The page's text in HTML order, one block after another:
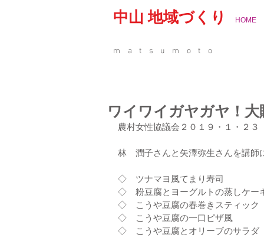
中山 地域づくり HOME
matsumoto
ワイワイガヤガヤ！
農村女性協議会２０１９・１・２３
林　潤子さんと矢澤弥生さんを講師
◇　ツナマヨ風てまり寿司
◇　粉豆腐とヨーグルトの蒸しケー
◇　こうや豆腐の春巻きスティック
◇　こうや豆腐の一口ピザ風
◇　こうや豆腐とオリーブのサラダ